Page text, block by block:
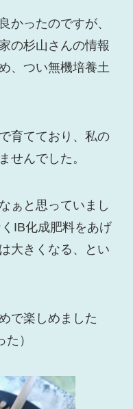
かったのですが、
の杉山さんの情報
、つい無機培養土
育てており、私の
せんでした。
ぁと思っていまし
IB化成肥料をあげ
大きくなる、とい
で楽しめました
）